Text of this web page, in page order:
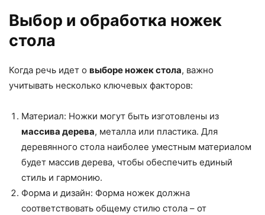
Выбор и обработка ножек
стола
Когда речь идет о выборе ножек стола, важно
учитывать несколько ключевых факторов:
Материал: Ножки могут быть изготовлены из
массива дерева, металла или пластика. Для
деревянного стола наиболее уместным материалом
будет массив дерева, чтобы обеспечить единый
стиль и гармонию.
Форма и дизайн: Форма ножек должна
соответствовать общему стилю стола – от